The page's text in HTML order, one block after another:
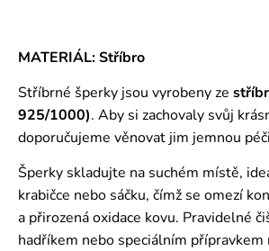
MATERIÁL: Stříbro
Stříbrné šperky jsou vyrobeny ze
925/1000). Aby si zachovaly svůj
doporučujeme věnovat jim jemnou
Šperky skladujte na suchém místě,
krabičce nebo sáčku, čímž se omezí
a přirozená oxidace kovu. Pravidelné
hadříkem nebo speciálním